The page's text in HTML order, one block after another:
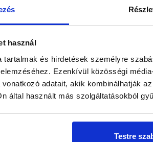
használ
tartalmak és hirdetések személyre
Ezenkívül közösségi
vonatkozó adatait, akik kombinálhatják
által használt más szolgáltatásokból
Testre
fogászati szűrés
például a kinövés közben elakadt
a ciszta vagy a masszív fogkő.
bakteriális fertőzés, ahol a szervezet
fajta nehézség nélkül tudnak